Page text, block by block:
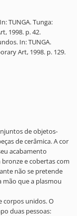
TUNGA. Tunga:
1998. p. 42.
In: TUNGA.
Art, 1998. p. 129.
de objetos-
de cerâmica. A cor
acabamento
e cobertas com
não se pretende
mão que a plasmou
corpos unidos. O
duas pessoas: